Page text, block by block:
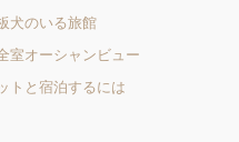
犬のいる旅館
室オーシャンビュー
トと宿泊するには